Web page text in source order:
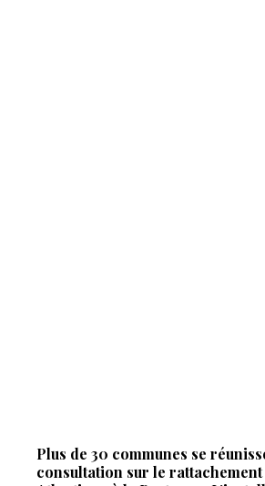
Plus de 30 communes se
consultation sur le